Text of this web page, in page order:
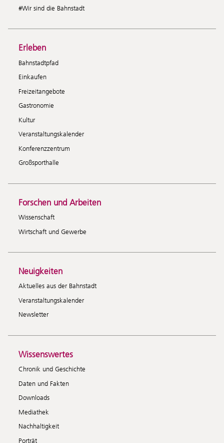
#Wir sind die Bahnstadt
Erleben
Bahnstadtpfad
Einkaufen
Freizeitangebote
Gastronomie
Kultur
Veranstaltungskalender
Konferenzzentrum
Großsporthalle
Forschen und Arbeiten
Wissenschaft
Wirtschaft und Gewerbe
Neuigkeiten
Aktuelles aus der Bahnstadt
Veranstaltungskalender
Newsletter
Wissenswertes
Chronik und Geschichte
Daten und Fakten
Downloads
Mediathek
Nachhaltigkeit
Porträt